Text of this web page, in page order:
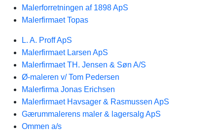
Malerforretningen af 1898 ApS
Malerfirmaet Topas
L. A. Proff ApS
Malerfirmaet Larsen ApS
Malerfirmaet TH. Jensen & Søn A/S
Ø-maleren v/ Tom Pedersen
Malerfirma Jonas Erichsen
Malerfirmaet Havsager & Rasmussen ApS
Gærummalerens maler & lagersalg ApS
Ommen a/s